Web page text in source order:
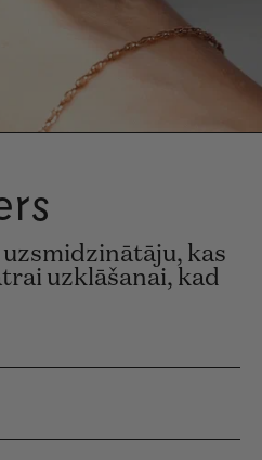
kas
uzklāšanai, kad